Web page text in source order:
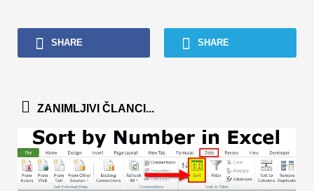
SHARE SHARE
ZANIMLJIVI ČLANCI...